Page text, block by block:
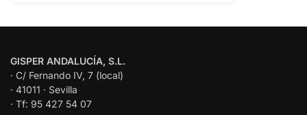
GISPER ANDALUCÍA, S.L.
· C/ Fernando IV, 7 (local)
· 41011 · Sevilla
· Tf: 95 427 54 07